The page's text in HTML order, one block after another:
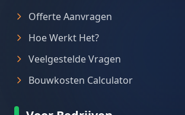
Offerte Aanvragen
Hoe Werkt Het?
Veelgestelde Vragen
Bouwkosten Calculator